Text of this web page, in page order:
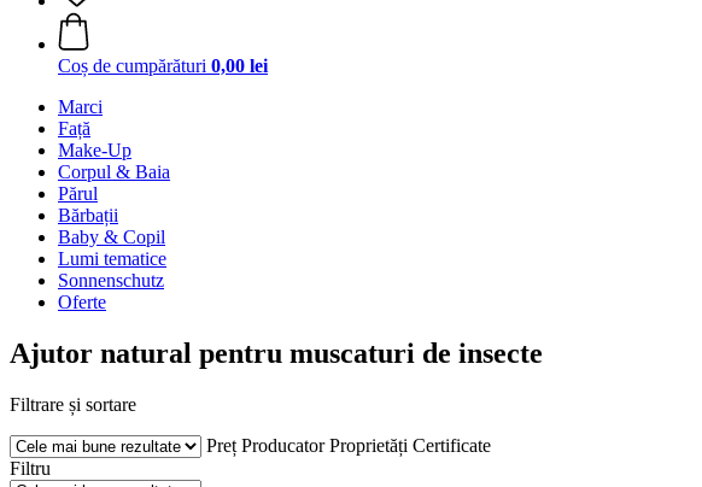
Coș de cumpărături 0,00 lei
Marci
Față
Make-Up
Corpul & Baia
Părul
Bărbații
Baby & Copil
Lumi tematice
Sonnenschutz
Oferte
Ajutor natural pentru muscaturi de insecte
Filtrare și sortare
Preț Producator Proprietăți Certificate
Filtru